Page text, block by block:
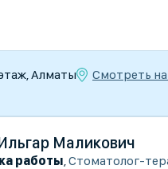
Алматы
Смотреть
Маликович
работы,Стоматолог-